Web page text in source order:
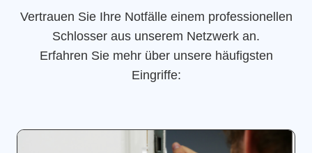
Vertrauen Sie Ihre Notfälle einem professionellen
Schlosser aus unserem Netzwerk an.
Erfahren Sie mehr über unsere häufigsten
Eingriffe: